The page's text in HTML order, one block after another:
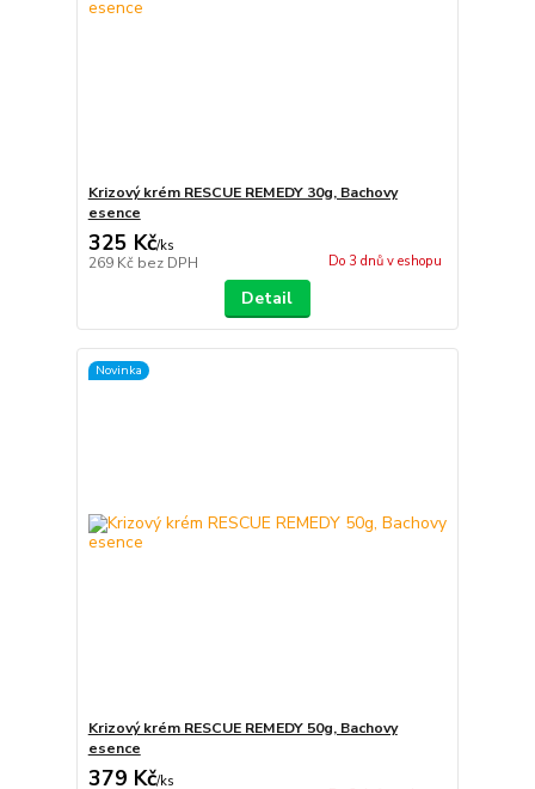
Krizový krém RESCUE REMEDY 30g, Bachovy
esence
325 Kč/ks
269 Kč bez DPH Do 3 dnů v eshopu
Detail
Novinka
Krizový krém RESCUE REMEDY 50g, Bachovy
esence
379 Kč/ks